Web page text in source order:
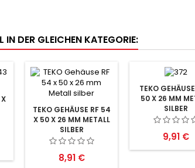
IN DER GLEICHEN KATEGORIE:
TEKO GEHÄUSE RF 54
X 50 X 26 MM METALL
SILBER
Preis
8,91 €
TEKO
50 X 26 MM
SILBER
Preis
9,91 €